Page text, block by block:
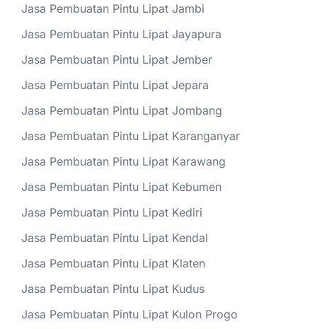
Jasa Pembuatan Pintu Lipat Jambi
Jasa Pembuatan Pintu Lipat Jayapura
Jasa Pembuatan Pintu Lipat Jember
Jasa Pembuatan Pintu Lipat Jepara
Jasa Pembuatan Pintu Lipat Jombang
Jasa Pembuatan Pintu Lipat Karanganyar
Jasa Pembuatan Pintu Lipat Karawang
Jasa Pembuatan Pintu Lipat Kebumen
Jasa Pembuatan Pintu Lipat Kediri
Jasa Pembuatan Pintu Lipat Kendal
Jasa Pembuatan Pintu Lipat Klaten
Jasa Pembuatan Pintu Lipat Kudus
Jasa Pembuatan Pintu Lipat Kulon Progo